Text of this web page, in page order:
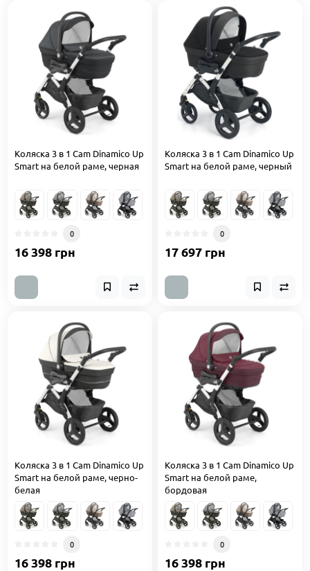
Коляска 3 в 1 Cam Dinamico Up
Smart на белой раме, черная
0
16 398 грн
Коляска 3 в 1 Cam Dinamico Up
Smart на белой раме, черный
0
17 697 грн
Коляска 3 в 1 Cam Dinamico Up
Smart на белой раме, черно-
белая
0
16 398 грн
Коляска 3 в 1 Cam Dinamico Up
Smart на белой раме,
бордовая
0
16 398 грн